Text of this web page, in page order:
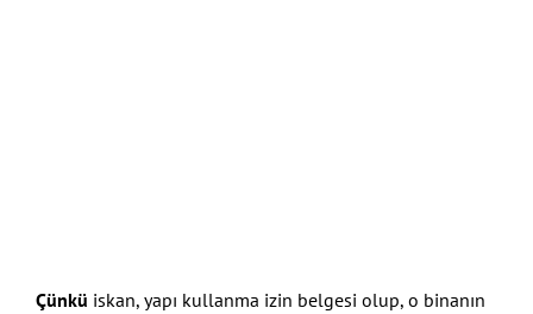
Çünkü iskan, yapı kullanma izin belgesi olup, o binanın